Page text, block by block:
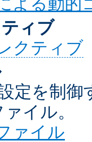
ィブ
クティブ
定を制
イル。
ァイル